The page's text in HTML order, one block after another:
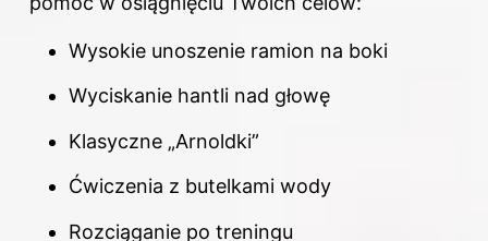
Wysokie unoszenie ramion na boki
Wyciskanie hantli nad głowę
Klasyczne „Arnoldki”
Ćwiczenia z butelkami wody
Rozciąganie po treningu